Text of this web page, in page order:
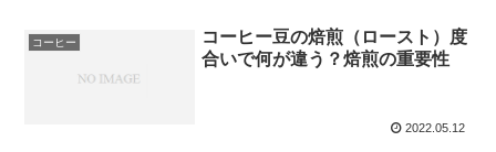
コーヒー
コーヒー豆の焙煎（ロースト）度
合いで何が違う？焙煎の重要性
2022.05.12